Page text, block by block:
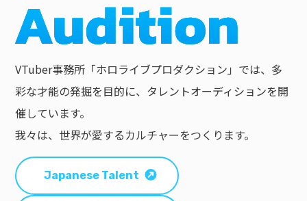
VTuber事務所「ホロライブプロダクション」では、多
彩な才能の発掘を目的に、タレントオーディションを開
催しています。
我々は、世界が愛するカルチャーをつくります。
Japanese Talent